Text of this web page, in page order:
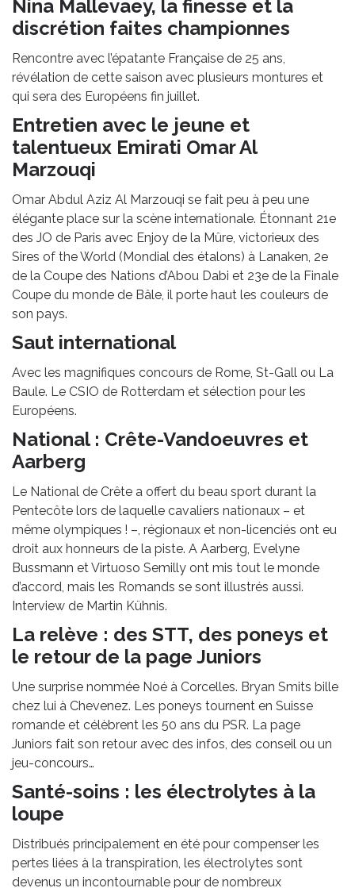
Nina Mallevaey, la finesse et la
discrétion faites championnes
Rencontre avec l’épatante Française de 25 ans,
révélation de cette saison avec plusieurs montures et
qui sera des Européens fin juillet.
Entretien avec le jeune et
talentueux Emirati Omar Al
Marzouqi
Omar Abdul Aziz Al Marzouqi se fait peu à peu une
élégante place sur la scène internationale. Étonnant 21e
des JO de Paris avec Enjoy de la Mûre, victorieux des
Sires of the World (Mondial des étalons) à Lanaken, 2e
de la Coupe des Nations d’Abou Dabi et 23e de la Finale
Coupe du monde de Bâle, il porte haut les couleurs de
son pays.
Saut international
Avec les magnifiques concours de Rome, St-Gall ou La
Baule. Le CSIO de Rotterdam et sélection pour les
Européens.
National : Crête-Vandoeuvres et
Aarberg
Le National de Crête a offert du beau sport durant la
Pentecôte lors de laquelle cavaliers nationaux – et
même olympiques ! –, régionaux et non-licenciés ont eu
droit aux honneurs de la piste. A Aarberg, Evelyne
Bussmann et Virtuoso Semilly ont mis tout le monde
d’accord, mais les Romands se sont illustrés aussi.
Interview de Martin Kühnis.
La relève : des STT, des poneys et
le retour de la page Juniors
Une surprise nommée Noé à Corcelles. Bryan Smits bille
chez lui à Chevenez. Les poneys tournent en Suisse
romande et célèbrent les 50 ans du PSR. La page
Juniors fait son retour avec des infos, des conseil ou un
jeu-concours…
Santé-soins : les électrolytes à la
loupe
Distribués principalement en été pour compenser les
pertes liées à la transpiration, les électrolytes sont
devenus un incontournable pour de nombreux